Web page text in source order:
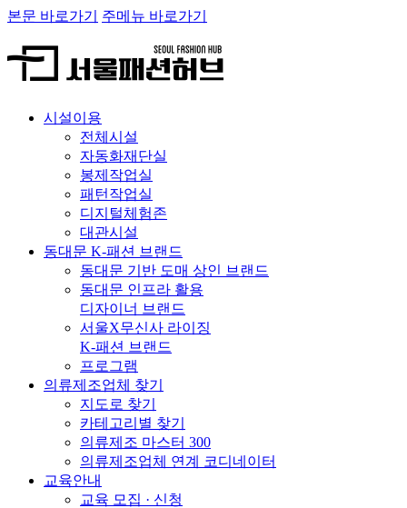
본문 바로가기 주메뉴 바로가기
시설이용
전체시설
자동화재단실
봉제작업실
패턴작업실
디지털체험존
대관시설
동대문 K-패션 브랜드
동대문 기반 도매 상인 브랜드
동대문 인프라 활용
디자이너 브랜드
서울X무신사 라이징
K-패션 브랜드
프로그램
의류제조업체 찾기
지도로 찾기
카테고리별 찾기
의류제조 마스터 300
의류제조업체 연계 코디네이터
교육안내
교육 모집 · 신청